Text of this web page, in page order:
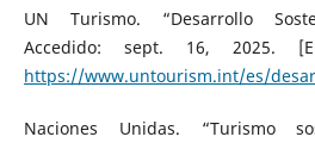
UN Turismo. “Desarrollo
Accedido: sept. 16, 2025.
https://www.untourism.int/es/
Naciones Unidas. “Turismo